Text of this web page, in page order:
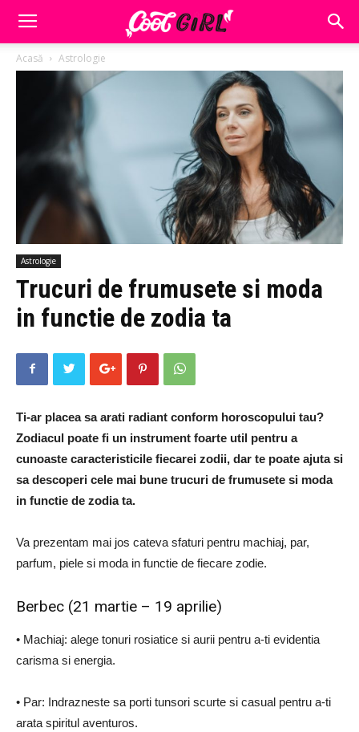
Acasă Astrologie
Astrologie
Trucuri de frumusete si moda
in functie de zodia ta
Ti-ar placea sa arati radiant conform horoscopului tau?
Zodiacul poate fi un instrument foarte util pentru a
cunoaste caracteristicile fiecarei zodii, dar te poate ajuta si
sa descoperi cele mai bune trucuri de frumusete si moda
in functie de zodia ta.
Va prezentam mai jos cateva sfaturi pentru machiaj, par,
parfum, piele si moda in functie de fiecare zodie.
Berbec (21 martie – 19 aprilie)
• Machiaj: alege tonuri rosiatice si aurii pentru a-ti evidentia
carisma si energia.
• Par: Indrazneste sa porti tunsori scurte si casual pentru a-ti
arata spiritul aventuros.